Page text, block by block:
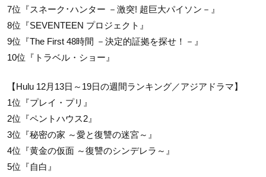
7位『スネーク･ハンター －激突! 超巨大パイソン－』
8位『SEVENTEEN プロジェクト』
9位『The First 48時間 －決定的証拠を探せ！－』
10位『トラベル・ショー』
【Hulu 12月13日～19日の週間ランキング／アジアドラマ】
1位『プレイ・プリ』
2位『ペントハウス2』
3位『秘密の家 ～愛と復讐の迷宮～』
4位『黄金の仮面 ～復讐のシンデレラ～』
5位『自白』